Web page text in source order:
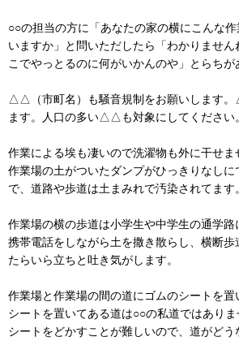
○○の担当の方に「あなたの家の横にこんな
いますか」と問いただしたら「わかりません
こでやっとるのに何がいかんのや」とらちが
△△（市町名）も騒音規制をお願いします
ます。人口の多い△△も対象にしてください。
作業による埃も凄いので洗濯物も外に干せま
作業場の土がついたダンプがひっきりなし
で、道路や歩道は土まみれで汚染されてます。
作業場の横の歩道は小学生や中学生の通学路
携帯電話をしながら土を撒き散らし、横断
たらいら立ちと吐き気がします。
作業場と作業場の間の道にゴムのシートを置
シートを置いてある道は○○の私道ではありま
シートをどかすことが難しいので、道がどう